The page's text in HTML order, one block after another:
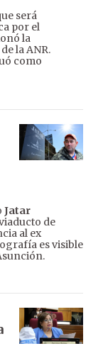
será
por el
la
la ANR.
como
Jatar
de
al ex
es visible